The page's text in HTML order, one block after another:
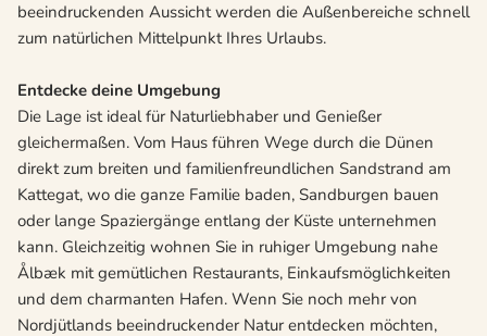
beeindruckenden Aussicht werden die Außenbereiche schnell
zum natürlichen Mittelpunkt Ihres Urlaubs.
Entdecke deine Umgebung
Die Lage ist ideal für Naturliebhaber und Genießer
gleichermaßen. Vom Haus führen Wege durch die Dünen
direkt zum breiten und familienfreundlichen Sandstrand am
Kattegat, wo die ganze Familie baden, Sandburgen bauen
oder lange Spaziergänge entlang der Küste unternehmen
kann. Gleichzeitig wohnen Sie in ruhiger Umgebung nahe
Ålbæk mit gemütlichen Restaurants, Einkaufsmöglichkeiten
und dem charmanten Hafen. Wenn Sie noch mehr von
Nordjütlands beeindruckender Natur entdecken möchten,